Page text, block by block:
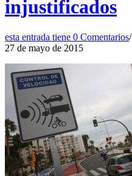
injustificados
esta entrada tiene 0 Comentarios/
27 de mayo de 2015